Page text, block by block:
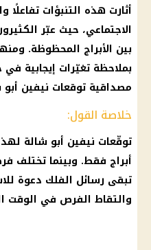
أثارت هذه التنبؤات تفاعلًا
الاجتماعي، حيث عبّر
بين الأبراج المحظوظة.
بملاحظة تغيّرات إيجابية في
مصداقية توقعات نيفين
خلاصة القول:
توقّعات نيفين أبو شالة
أبراج فقط. وبينما تختلف
تبقى رسائل الفلك دعوة
والتقاط الفرص في الوقت